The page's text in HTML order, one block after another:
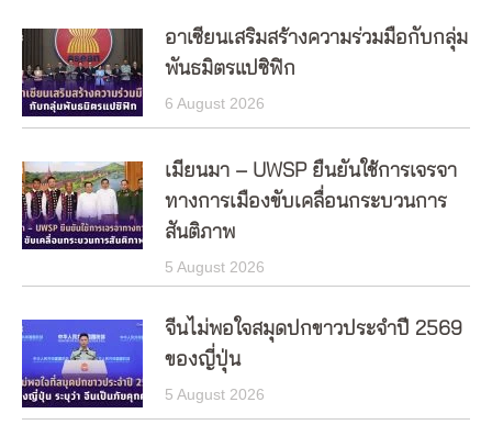
อาเซียนเสริมสร้างความร่วมมือกับกลุ่ม
พันธมิตรแปซิฟิก
6 August 2026
เมียนมา – UWSP ยืนยันใช้การเจรจา
ทางการเมืองขับเคลื่อนกระบวนการ
สันติภาพ
5 August 2026
จีนไม่พอใจสมุดปกขาวประจำปี 2569
ของญี่ปุ่น
5 August 2026